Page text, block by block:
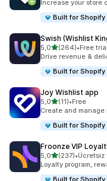
Increase your store
Built for Shopify
Swish (Wishlist
5,05 yıldız üzerinden
(264)
toplam 264•Free
Drive revenue &
Built for Shopify
Joy Wishlist app
5,05 yıldız üzerinden
(11)
toplam 11•Free
Create and
Built for Shopify
Froonze VIP
5,05 yıldız üzerinden
(237)
toplam 237•Ücretsiz
Loyalty program,